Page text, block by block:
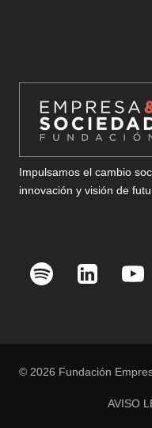
Impulsamos el cambio
innovación y visión de
© 2026 Fundación
AVISO